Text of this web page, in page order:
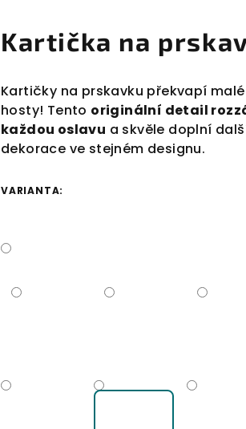
Kartička na
Kartičky na prskavku překvapí
hosty! Tento originální detail
každou oslavu a skvěle doplní
dekorace ve stejném designu.
VARIANTA: